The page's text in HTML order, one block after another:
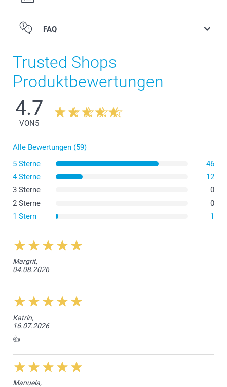
FAQ
Trusted Shops
Produktbewertungen
4.7
VON5
Alle Bewertungen (59)
5 Sterne
46
4 Sterne
12
3 Sterne
0
2 Sterne
0
1 Stern
1
Margrit,
04.08.2026
Katrin,
16.07.2026
👍
Manuela,